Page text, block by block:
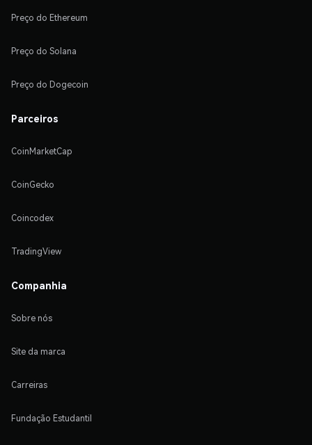
Preço do Ethereum
Preço do Solana
Preço do Dogecoin
Parceiros
CoinMarketCap
CoinGecko
Coincodex
TradingView
Companhia
Sobre nós
Site da marca
Carreiras
Fundação Estudantil